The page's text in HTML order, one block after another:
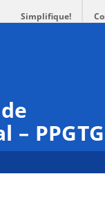
Simplifique!
PPGTG